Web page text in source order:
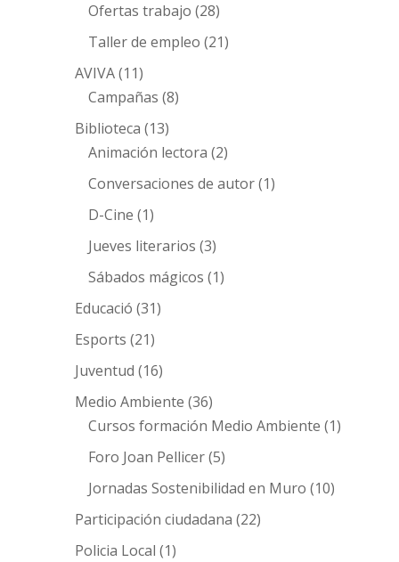
Ofertas trabajo (28)
Taller de empleo (21)
AVIVA(11)
Campañas (8)
Biblioteca (13)
Animación lectora (2)
Conversaciones de autor(1)
D-Cine (1)
Jueves literarios (3)
Sábados mágicos (1)
Educació (31)
Esports (21)
Juventud (16)
Medio Ambiente (36)
Cursos formación Medio Ambiente (1)
Foro Joan Pellicer(5)
Jornadas Sostenibilidad en Muro (10)
Participación ciudadana (22)
Policia Local (1)